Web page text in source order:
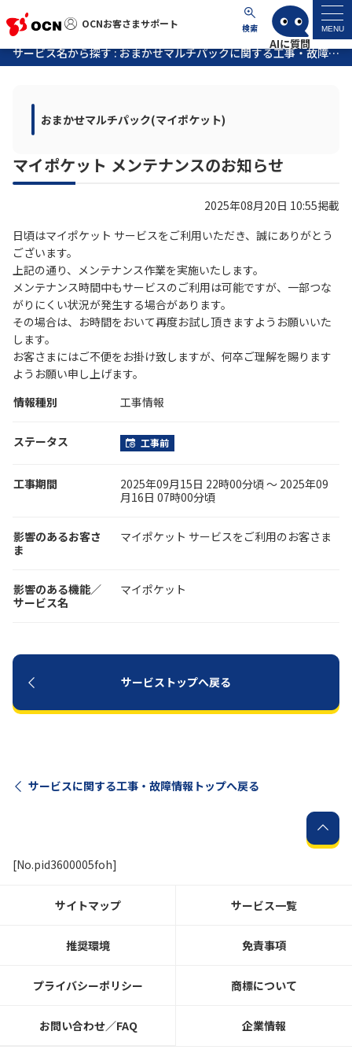
OCNお客さまサポート 検索 MENU
OCNお客さまサポート
マイページ
サポートトップ
サービス名から探す
工事・故障情報
各種ダウンロード
お知らせ
こちら
サービス
サービス名から探す : おまかせマルチパックに関する工事・故障情報
おまかせマルチパック(マイポケット)
マイポケット メンテナンスのお知らせ
2025年08月20日 10:55掲載
日頃はマイポケット サービスをご利用いただき、誠にありがとう
ございます。
上記の通り、メンテナンス作業を実施いたします。
メンテナンス時間中もサービスのご利用は可能ですが、一部つな
がりにくい状況が発生する場合があります。
その場合は、お時間をおいて再度お試し頂きますようお願いいた
します。
お客さまにはご不便をお掛け致しますが、何卒ご理解を賜ります
ようお願い申し上げます。
情報種別
工事情報
ステータス 工事前
工事期間
2025年09月15日 22時00分頃 〜 2025年09
月16日 07時00分頃
影響のあるお客さ
ま
マイポケット サービスをご利用のお客さま
影響のある機能／
サービス名
マイポケット
サービストップへ戻る
サービスに関する工事・故障情報トップへ戻る
[No.pid3600005foh]
サイトマップ サービス一覧
推奨環境 免責事項
プライバシーポリシー 商標について
お問い合わせ／FAQ 企業情報